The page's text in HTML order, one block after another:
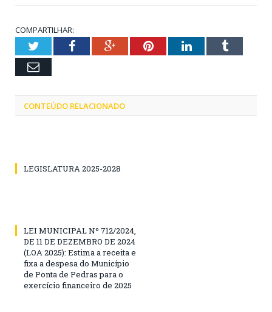
COMPARTILHAR:
TwitterFacebookGoogle+PinterestLinkedInTumblr
Email
CONTEÚDO RELACIONADO
LEGISLATURA 2025-2028
LEI MUNICIPAL Nº 712/2024,
DE 11 DE DEZEMBRO DE 2024
(LOA 2025): Estima a receita e
fixa a despesa do Município
de Ponta de Pedras para o
exercício financeiro de 2025